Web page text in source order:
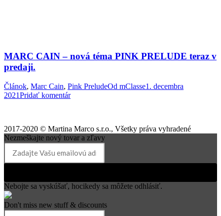
MARC CAIN – nová téma PINK PRELUDE teraz v
predaji.
Článok, Marc Cain, Pink PreludeOd mClasse1. decembra
2021Pridať komentár
2017-2020 © Martina Marco s.r.o., Všetky práva vyhradené
Nezmeškajte nový tovar a zľavy
Nebojte sa vyskúšať, hocikedy sa môžete odhlásiť.
Don't miss new stuff & discounts